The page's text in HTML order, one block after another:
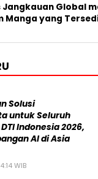
Jangkauan Global
Manga yang
Solusi
untuk Seluruh
Indonesia 2026,
AI di Asia
WIB